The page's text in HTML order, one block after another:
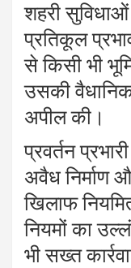
शहरी
प्रतिकूल
से किसी भी
उसकी
अपील की।
प्रवर्तन
अवैध निर्माण
खिलाफ
नियमों का
भी सख्त